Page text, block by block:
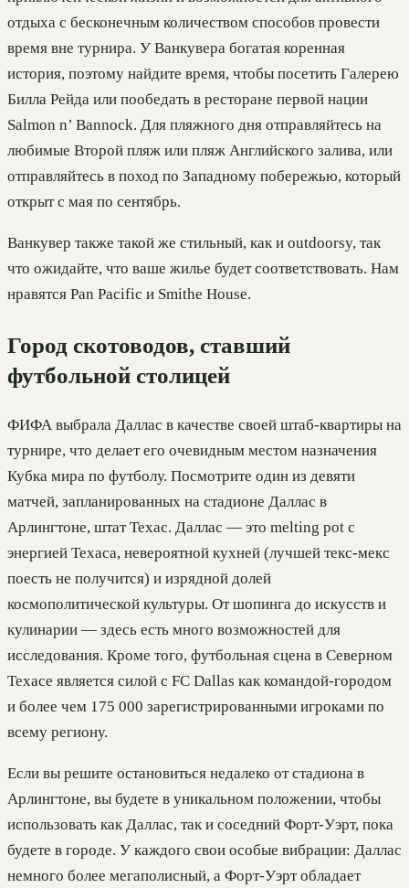
отдыха с бесконечным количеством способов провести
время вне турнира. У Ванкувера богатая коренная
история, поэтому найдите время, чтобы посетить Галерею
Билла Рейда или пообедать в ресторане первой нации
Salmon n’ Bannock. Для пляжного дня отправляйтесь на
любимые Второй пляж или пляж Английского залива, или
отправляйтесь в поход по Западному побережью, который
открыт с мая по сентябрь.
Ванкувер также такой же стильный, как и outdoorsy, так
что ожидайте, что ваше жилье будет соответствовать. Нам
нравятся Pan Pacific и Smithe House.
Город скотоводов, ставший
футбольной столицей
ФИФА выбрала Даллас в качестве своей штаб-квартиры на
турнире, что делает его очевидным местом назначения
Кубка мира по футболу. Посмотрите один из девяти
матчей, запланированных на стадионе Даллас в
Арлингтоне, штат Техас. Даллас — это melting pot с
энергией Техаса, невероятной кухней (лучшей текс-мекс
поесть не получится) и изрядной долей
космополитической культуры. От шопинга до искусств и
кулинарии — здесь есть много возможностей для
исследования. Кроме того, футбольная сцена в Северном
Техасе является силой с FC Dallas как командой-городом
и более чем 175 000 зарегистрированными игроками по
всему региону.
Если вы решите остановиться недалеко от стадиона в
Арлингтоне, вы будете в уникальном положении, чтобы
использовать как Даллас, так и соседний Форт-Уэрт, пока
будете в городе. У каждого свои особые вибрации: Даллас
немного более мегаполисный, а Форт-Уэрт обладает